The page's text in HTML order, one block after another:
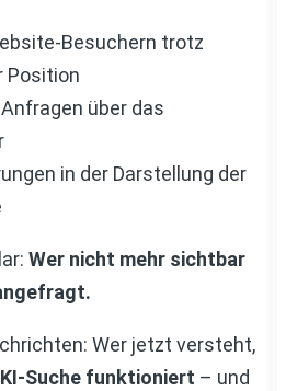
Besuchern trotz
Position
über das
in der Darstellung der
Wer nicht mehr sichtbar
Wer jetzt versteht,
Suche funktioniert – und